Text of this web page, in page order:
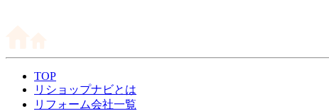
TOP
リショップナビとは
リフォーム会社一覧